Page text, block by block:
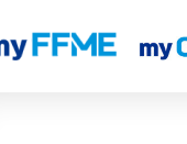
Classements